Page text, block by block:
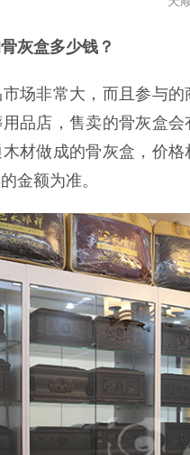
灰盒多少钱？
场非常大，而且参与
品店，售卖的骨灰盒
材做成的骨灰盒，价
金额为准。